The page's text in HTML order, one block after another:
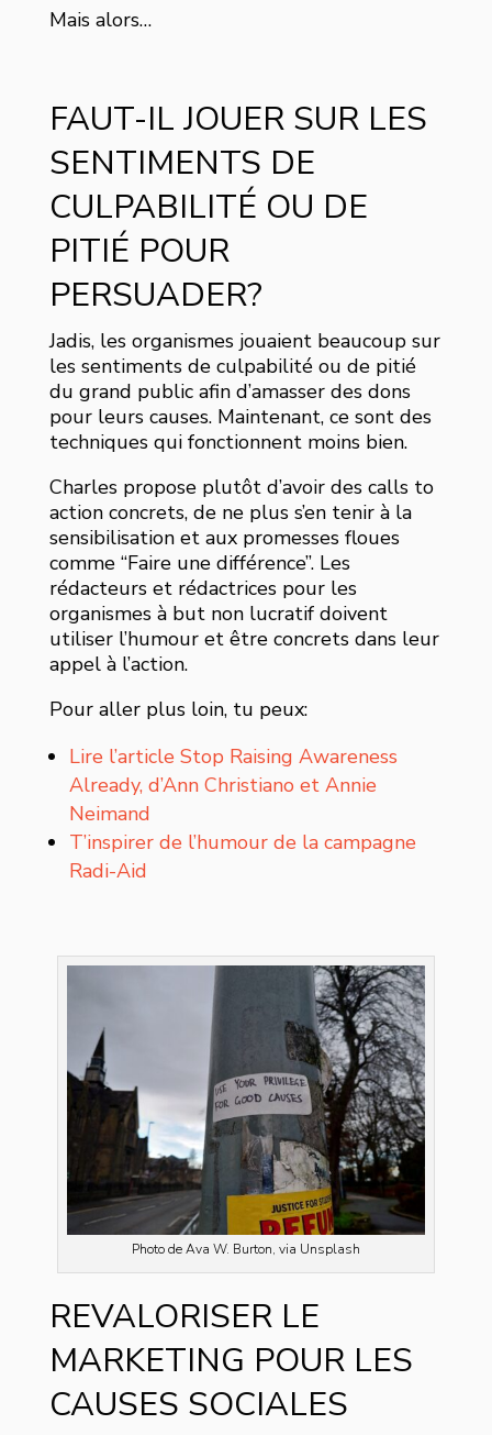
Mais alors…
FAUT-IL JOUER SUR LES
SENTIMENTS DE
CULPABILITÉ OU DE
PITIÉ POUR
PERSUADER?
Jadis, les organismes jouaient beaucoup sur
les sentiments de culpabilité ou de pitié
du grand public afin d’amasser des dons
pour leurs causes. Maintenant, ce sont des
techniques qui fonctionnent moins bien.
Charles propose plutôt d’avoir des calls to
action concrets, de ne plus s’en tenir à la
sensibilisation et aux promesses floues
comme “Faire une différence”. Les
rédacteurs et rédactrices pour les
organismes à but non lucratif doivent
utiliser l’humour et être concrets dans leur
appel à l’action.
Pour aller plus loin, tu peux:
Lire l’article Stop Raising Awareness
Already, d’Ann Christiano et Annie
Neimand
T’inspirer de l’humour de la campagne
Radi-Aid
Photo de Ava W. Burton, via Unsplash
REVALORISER LE
MARKETING POUR LES
CAUSES SOCIALES